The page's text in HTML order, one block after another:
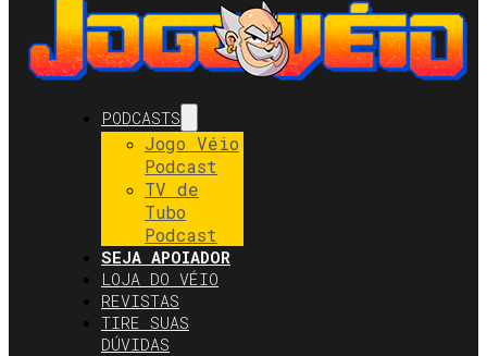
PODCASTS
Jogo Véio
Podcast
TV de
Tubo
Podcast
SEJA APOIADOR
LOJA DO VÉIO
REVISTAS
TIRE SUAS
DÚVIDAS